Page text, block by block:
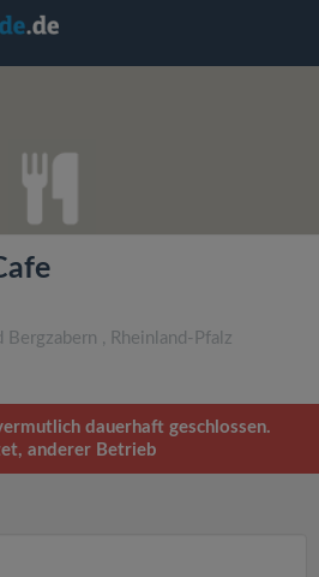
Bergzabern , Rheinland-Pfalz
dauerhaft geschlossen.
anderer Betrieb